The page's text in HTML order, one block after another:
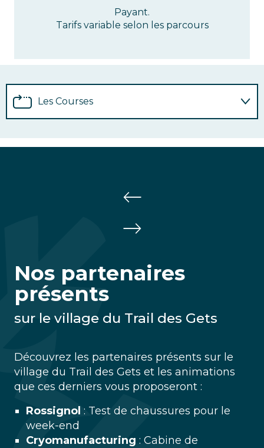
Payant.
Tarifs variable selon les parcours
Les Courses
Inscriptions
Bénévoles
Nos partenaires
présents
sur le village du Trail des Gets
Découvrez les partenaires présents sur le
village du Trail des Gets et les animations
que ces derniers vous proposeront :
Rossignol : Test de chaussures pour le
week-end
Cryomanufacturing : Cabine de